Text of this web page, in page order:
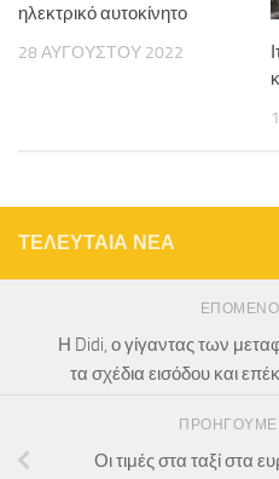
ηλεκτρικό αυτοκίνητο
28 ΑΥΓΟΎΣΤΟΥ 2022
ΤΕΛΕΥΤΑΙΑ ΝΕΑ
Η Didi, ο γίγαντας των
τα σχέδια εισόδου και
Οι τιμές στα ταξί στα